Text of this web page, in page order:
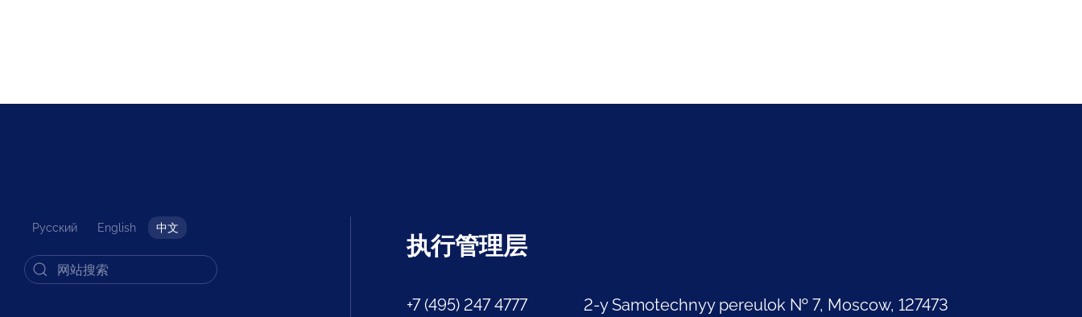
Русский English 中文
执行管理层
+7 (495) 247 4777
2-y Samotechnyy pereulok № 7, Moscow, 127473